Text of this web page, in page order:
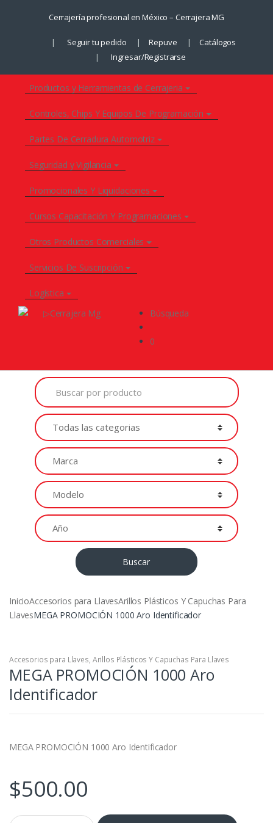
Cerrajería profesional en México – Cerrajera MG
Seguir tu pedido Repuve
Catálogos
Ingresar/Registrarse
Productos y Herramientas de Cerrajeria
Controles, Chips Y Equipos De Programación
Partes De Cerradura Automotriz
Seguridad y Vigilancia
Promocionales Y Liquidaciones
Cursos Capacitación Y Programaciones
Otros Productos Comerciales
Servicios De Suscripción
Logística
Búsqueda
0
Buscar
por
Productos
Buscar
InicioAccesorios para LlavesArillos Plásticos Y Capuchas Para
LlavesMEGA PROMOCIÓN 1000 Aro Identificador
Accesorios para Llaves, Arillos Plásticos Y Capuchas Para Llaves
MEGA PROMOCIÓN 1000 Aro
Identificador
MEGA PROMOCIÓN 1000 Aro Identificador
$500.00
MEGA